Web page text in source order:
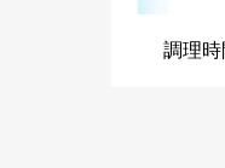
調理時